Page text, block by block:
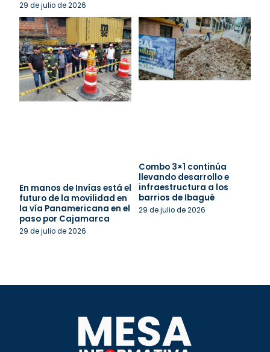
29 de julio de 2026
En manos de Invías está el
futuro de la movilidad en
la vía Panamericana en el
paso por Cajamarca
29 de julio de 2026
Combo 3×1 continúa
llevando desarrollo e
infraestructura a los
barrios de Ibagué
29 de julio de 2026